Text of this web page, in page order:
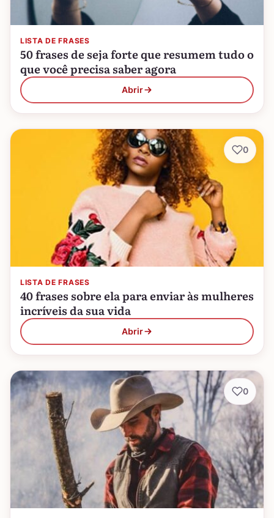
LISTA DE FRASES
50 frases de seja forte que resumem tudo o
que você precisa saber agora
Abrir
LISTA DE FRASES
40 frases sobre ela para enviar às mulheres
incríveis da sua vida
Abrir
0
0